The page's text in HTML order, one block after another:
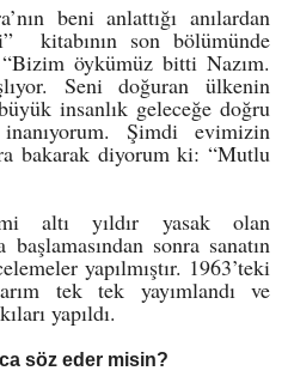
beni anlattığı anılardan
kitabının son bölümünde
öykümüz bitti Nazım.
Seni doğuran ülkenin
insanlık geleceğe doğru
Şimdi evimizin
bakarak diyorum ki: “Mutlu
altı yıldır yasak olan
başlamasından sonra sanatın
yapılmıştır. 1963’teki
tek tek yayımlandı ve
yapıldı.
söz eder misin?